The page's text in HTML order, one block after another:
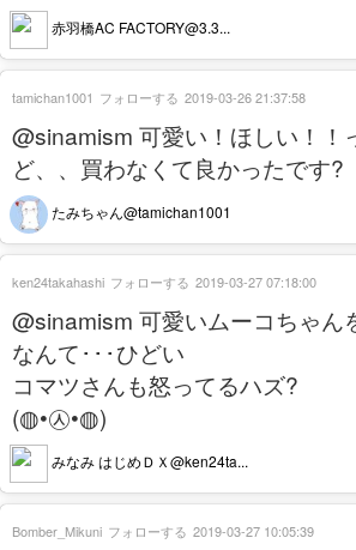
赤羽橋AC FACTORY@3.3...
@sinamism 可愛い！ほしい！！
ど、、買わなくて良かったです?
たみちゃん@tamichan1001
tamichan1001 フォローする 2019-03-26 21:37:58
@sinamism 可愛いムーコちゃん
なんて･･･ひどい
コマツさんも怒ってるハズ?
(◍•㉦•◍)
みなみ はじめＤＸ@ken24ta...
ken24takahashi フォローする 2019-03-27 07:18:00
Bomber_Mikuni フォローする 2019-03-27 10:05:39